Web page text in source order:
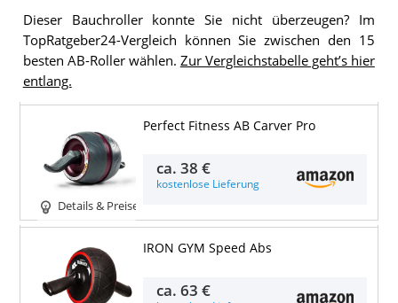
Dieser Bauchroller konnte Sie nicht überzeugen? Im
TopRatgeber24-Vergleich können Sie zwischen den 15
besten AB-Roller wählen. Zur Vergleichstabelle geht’s hier
entlang.
Details & Preise
Perfect Fitness AB Carver Pro
ca.38 €
kostenlose Lieferung
IRON GYM Speed Abs
ca.63 €